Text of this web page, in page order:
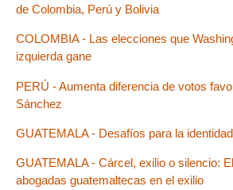
de Colombia, Perú y Bolivia
COLOMBIA - Las elecciones que
izquierda gane
PERÚ - Aumenta diferencia de votos
Sánchez
GUATEMALA - Desafíos para la
GUATEMALA - Cárcel, exilio o silencio:
abogadas guatemaltecas en el exilio